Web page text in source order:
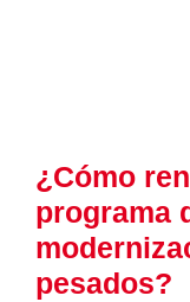
¿Cómo
programa
pesados?